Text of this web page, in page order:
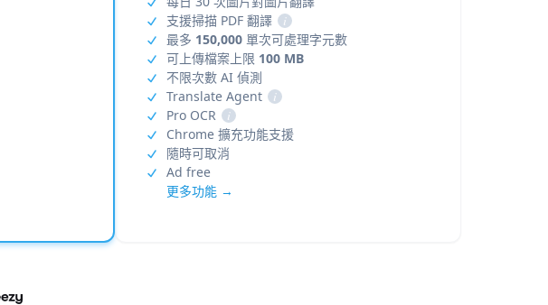
支援掃描 PDF 翻譯
i
最多 150,000單次可處理字元數
可上傳檔案上限 100 MB
不限次數 AI 偵測
Translate Agent
i
Pro OCR
i
Chrome 擴充功能支援
隨時可取消
Ad free
更多功能 →